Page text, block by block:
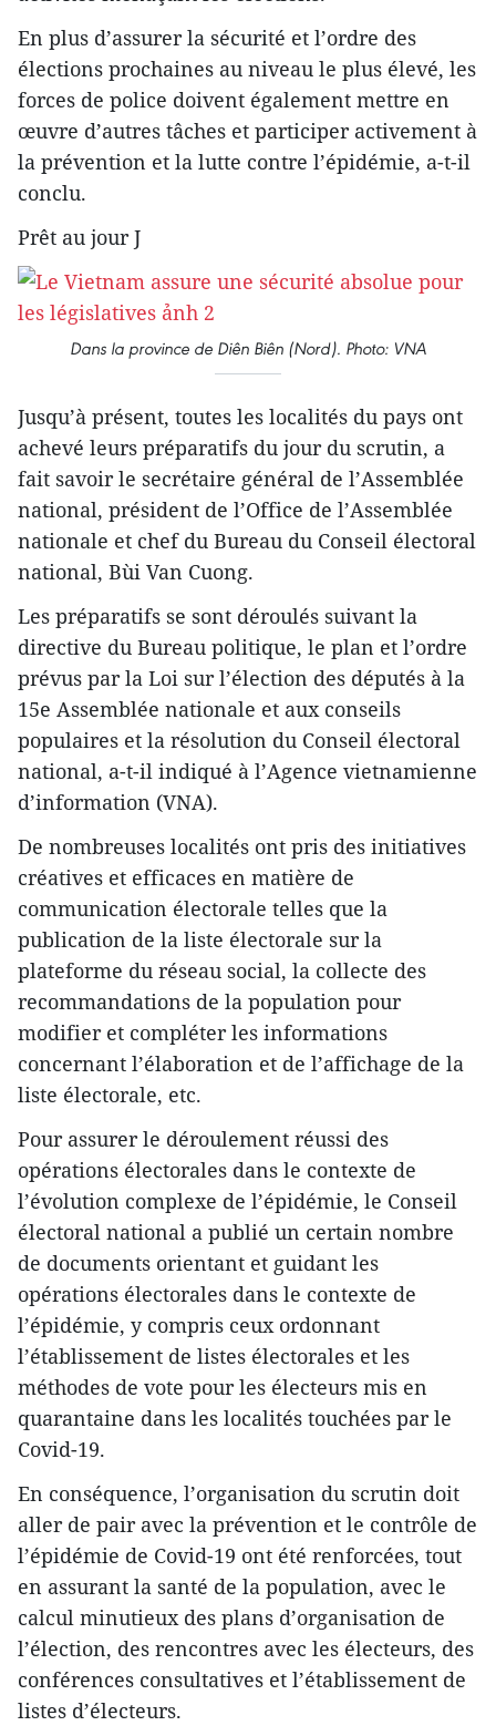
En plus d’assurer la sécurité et l’ordre des
élections prochaines au niveau le plus élevé, les
forces de police doivent également mettre en
œuvre d’autres tâches et participer activement à
la prévention et la lutte contre l’épidémie, a-t-il
conclu.
Prêt au jour J
Dans la province de Diên Biên (Nord). Photo: VNA
Jusqu’à présent, toutes les localités du pays ont
achevé leurs préparatifs du jour du scrutin, a
fait savoir le secrétaire général de l’Assemblée
national, président de l’Office de l’Assemblée
nationale et chef du Bureau du Conseil électoral
national, Bùi Van Cuong.
Les préparatifs se sont déroulés suivant la
directive du Bureau politique, le plan et l’ordre
prévus par la Loi sur l’élection des députés à la
15e Assemblée nationale et aux conseils
populaires et la résolution du Conseil électoral
national, a-t-il indiqué à l’Agence vietnamienne
d’information (VNA).
De nombreuses localités ont pris des initiatives
créatives et efficaces en matière de
communication électorale telles que la
publication de la liste électorale sur la
plateforme du réseau social, la collecte des
recommandations de la population pour
modifier et compléter les informations
concernant l’élaboration et de l’affichage de la
liste électorale, etc.
Pour assurer le déroulement réussi des
opérations électorales dans le contexte de
l’évolution complexe de l’épidémie, le Conseil
électoral national a publié un certain nombre
de documents orientant et guidant les
opérations électorales dans le contexte de
l’épidémie, y compris ceux ordonnant
l’établissement de listes électorales et les
méthodes de vote pour les électeurs mis en
quarantaine dans les localités touchées par le
Covid-19.
En conséquence, l’organisation du scrutin doit
aller de pair avec la prévention et le contrôle de
l’épidémie de Covid-19 ont été renforcées, tout
en assurant la santé de la population, avec le
calcul minutieux des plans d’organisation de
l’élection, des rencontres avec les électeurs, des
conférences consultatives et l’établissement de
listes d’électeurs.